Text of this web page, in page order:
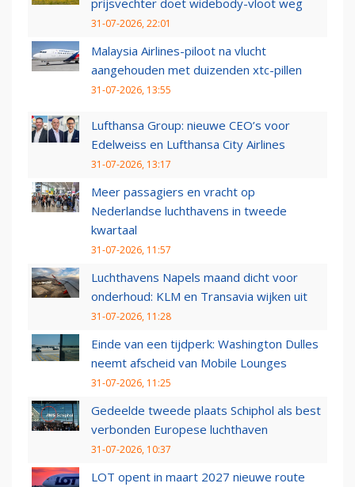
prijsvechter doet widebody-vloot weg
31-07-2026, 22:01
Malaysia Airlines-piloot na vlucht
aangehouden met duizenden xtc-pillen
31-07-2026, 13:55
Lufthansa Group: nieuwe CEO’s voor
Edelweiss en Lufthansa City Airlines
31-07-2026, 13:17
Meer passagiers en vracht op
Nederlandse luchthavens in tweede
kwartaal
31-07-2026, 11:57
Luchthavens Napels maand dicht voor
onderhoud: KLM en Transavia wijken uit
31-07-2026, 11:28
Einde van een tijdperk: Washington Dulles
neemt afscheid van Mobile Lounges
31-07-2026, 11:25
Gedeelde tweede plaats Schiphol als best
verbonden Europese luchthaven
31-07-2026, 10:37
LOT opent in maart 2027 nieuwe route